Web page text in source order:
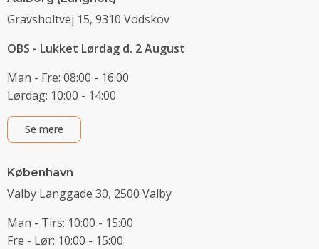
Gravsholtvej 15, 9310 Vodskov
OBS - Lukket Lørdag d. 2 August
Man - Fre: 08:00 - 16:00
Lørdag: 10:00 - 14:00
Se mere
København
Valby Langgade 30, 2500 Valby
Man - Tirs: 10:00 - 15:00
Fre - Lør: 10:00 - 15:00